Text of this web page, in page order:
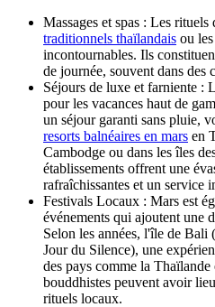
Massages et spas : Les rituels
traditionnels thaïlandais ou
incontournables. Ils
de journée, souvent dans des
Séjours de luxe et farniente :
pour les vacances haut de
un séjour garanti sans pluie,
resorts balnéaires en mars en
Cambodge ou dans les îles
établissements offrent une
rafraîchissantes et un service
Festivals Locaux : Mars est
événements qui ajoutent une
Selon les années, l'île de
Jour du Silence), une
des pays comme la
bouddhistes peuvent avoir
rituels locaux.